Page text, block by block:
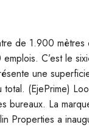
de 1.900 mètres
C’est le
une
total. (EjePrime)
bureaux. La
Properties a